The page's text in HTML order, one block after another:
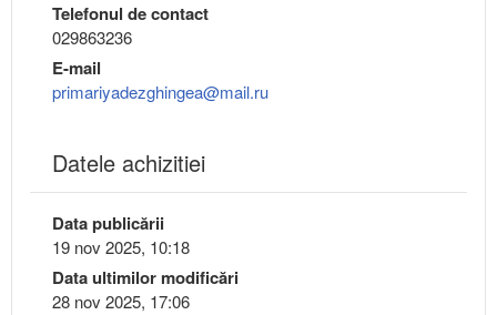
Telefonul de contact
029863236
E-mail
primariyadezghingea@mail.ru
Datele achizitiei
Data publicării
19 nov 2025, 10:18
Data ultimilor modificări
28 nov 2025, 17:06